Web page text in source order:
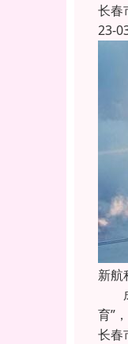
长春
23-
新航
成
育”
长春